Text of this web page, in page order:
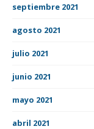
septiembre 2021
agosto 2021
julio 2021
junio 2021
mayo 2021
abril 2021